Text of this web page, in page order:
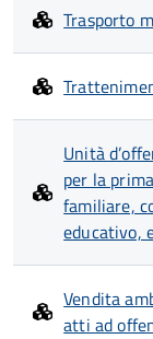
Trasporto
Unità
per la
familiare,
educativo,
Vendita
atti ad